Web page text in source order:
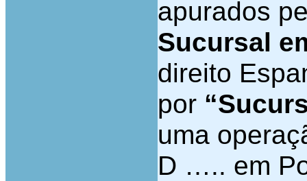
apurados
Sucursal
direito
por
uma
D ….. em